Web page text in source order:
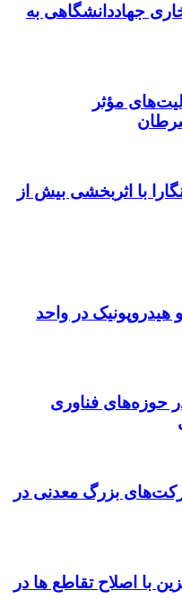
جهاددانشگاهی به
مؤثر
با اثربخشی بیش از
هیدروپونیک در واحد
حوزه‌های فناوری
بزرگ معدنی در
با اصلاح تقاطع ها در